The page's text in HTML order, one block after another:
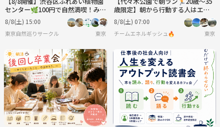
センター🌿100円で自然満喫！みん
なで楽しむ夏限定・緑の癒やし体
験✨
8/8(土) 15:00
東京自然巡りサークル 東京
歳限定】朝から行動する人はエネ
ルギッシュ🔥
8/8(土) 07:00
チームエネルギッシュ🔥 東京